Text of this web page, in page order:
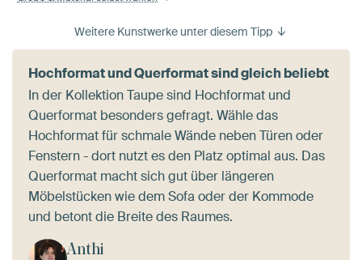
Weitere Kunstwerke unter diesem Tipp
Hochformat und Querformat sind gleich beliebt
In der Kollektion Taupe sind Hochformat und
Querformat besonders gefragt. Wähle das
Hochformat für schmale Wände neben Türen oder
Fenstern - dort nutzt es den Platz optimal aus. Das
Querformat macht sich gut über längeren
Möbelstücken wie dem Sofa oder der Kommode
und betont die Breite des Raumes.
Anthi